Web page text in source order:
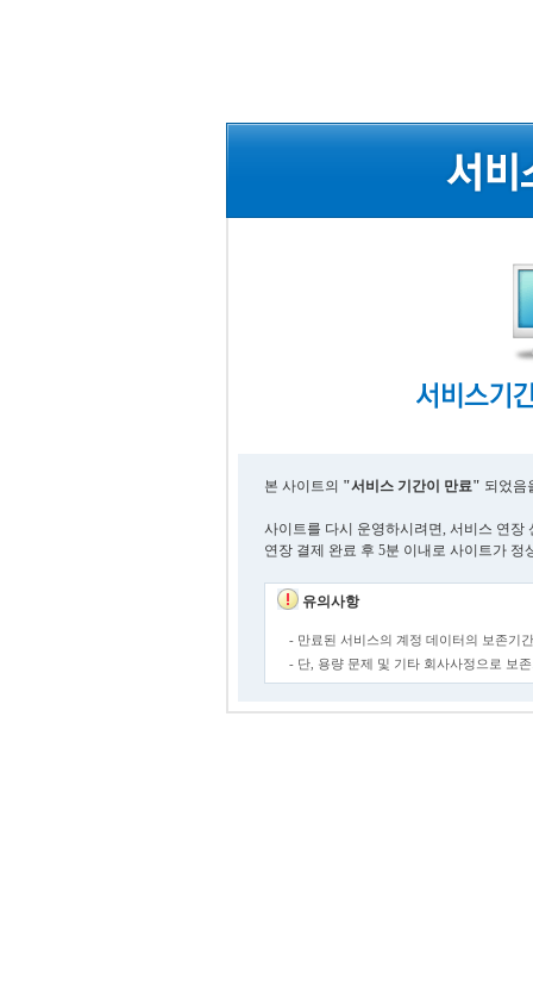
본 사이트의 "서비스 기간이 만료" 되었음
사이트를 다시 운영하시려면, 서비스 연장
연장 결제 완료 후 5분 이내로 사이트가 정
유의사항
- 만료된 서비스의 계정 데이터의 보존기
- 단, 용량 문제 및 기타 회사사정으로 보